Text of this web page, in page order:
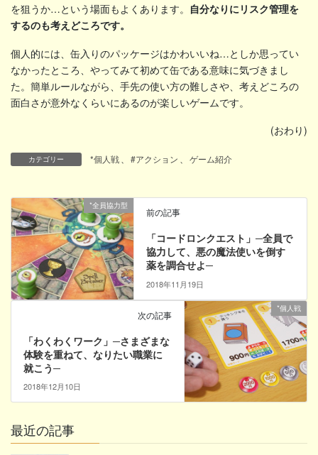
を狙うか…という場面もよくあります。 自分なりにリスク管理を
するのも考えどころです。
個人的には、缶入りのパッケージはかわいいね…としか思ってい
なかったところ、やってみて初めて缶である意味に気づきまし
た。簡単ルールながら、手先の使い方の難しさや、考えどころの
面白さが意外なくらいにあるのが楽しいゲームです。
(おわり)
カテゴリー *個人戦 #アクション ゲーム紹介
*全員協力型
前の記事
「コードロンクエスト」─全員で
協力して、悪の魔法使いを倒す
薬を調合せよ─
2018年11月19日
*個人戦
次の記事
「わくわくワーク」─さまざまな
体験を重ねて、なりたい職業に
就こう─
2018年12月10日
最近の記事